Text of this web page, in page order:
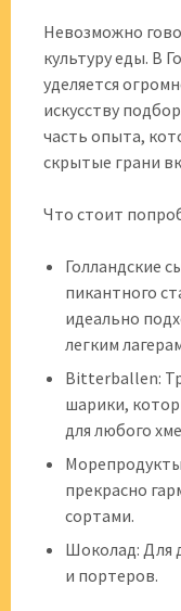
Невозможно
культуру еды. В
уделяется
искусству
часть опыта,
скрытые грани
Что стоит
Голландские
пикантного
идеально
легким
Bitterballen:
шарики,
для любого
прекрасно
сортами.
Шоколад: Для
и портеров.